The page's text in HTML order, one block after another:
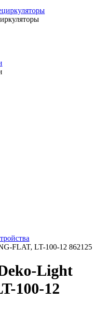
FLAT, LT-100-12 862125
Light
100-12